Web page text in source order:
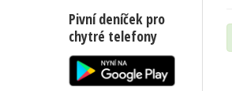
Pivní deníček pro
chytré telefony